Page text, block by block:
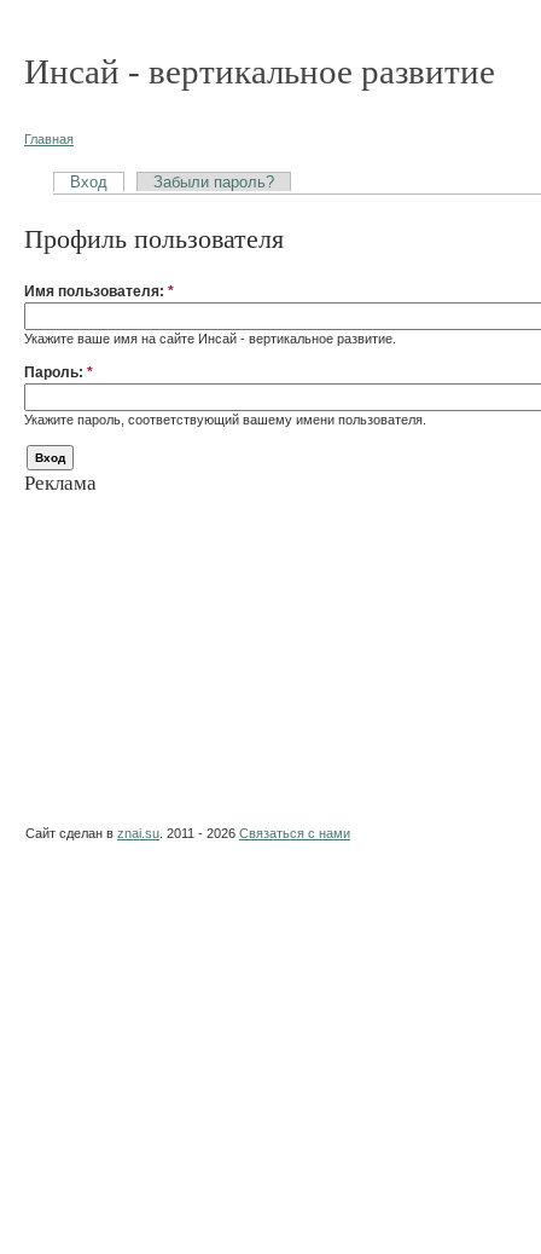
Инсай - вертикальное развитие
Главная
Вход Забыли пароль?
Профиль пользователя
Имя пользователя: *
Укажите ваше имя на сайте Инсай - вертикальное развитие.
Пароль: *
Укажите пароль, соответствующий вашему имени пользователя.
Реклама
Сайт сделан в znai.su . 2011 - 2026 Связаться с нами